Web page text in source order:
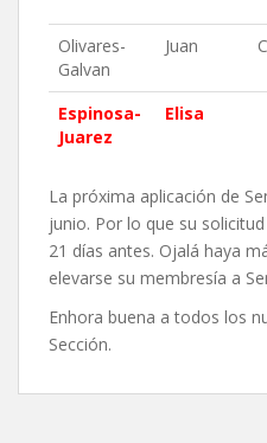
Olivares-
Galvan
Juan C
Espinosa-
Juarez
Elisa
La próxima aplicación de
junio. Por lo que su
21 días antes. Ojalá haya
elevarse su membresía a
Enhora buena a todos los
Sección.